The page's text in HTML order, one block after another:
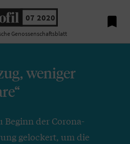
07 2020
Genossenschaftsblatt

weniger
Beginn der Corona-
gelockert, um die